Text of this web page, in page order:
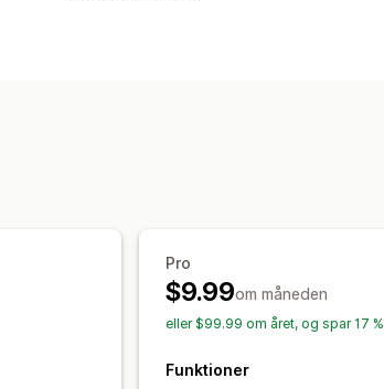
Pro
$9.99om måneden
eller $99.99 om året, og spar 17 %
Funktioner